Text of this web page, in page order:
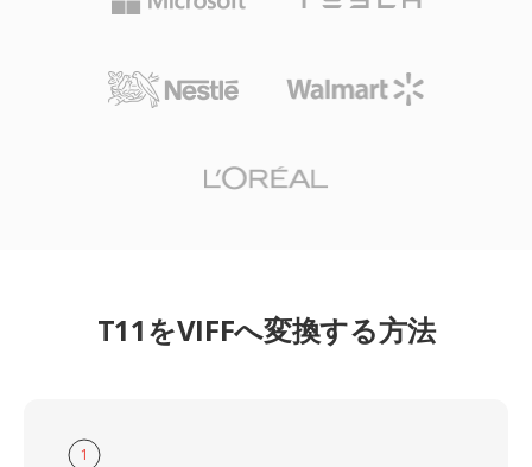
T11をVIFFへ変換する方法
1